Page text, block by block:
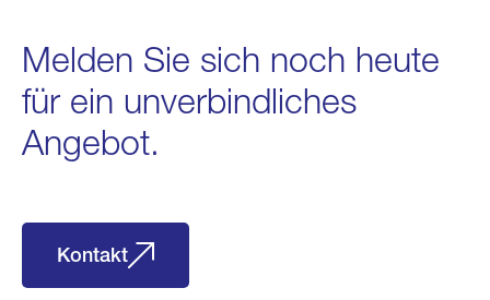
Melden Sie sich noch heute
für ein unverbindliches
Angebot.
Kontakt